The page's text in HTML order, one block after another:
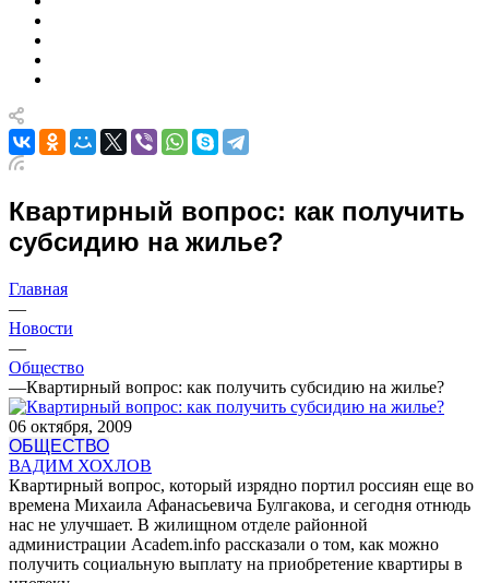
Квартирный вопрос: как получить
субсидию на жилье?
Главная
—
Новости
—
Общество
—Квартирный вопрос: как получить субсидию на жилье?
06 октября, 2009
ОБЩЕСТВО
ВАДИМ ХОХЛОВ
Квартирный вопрос, который изрядно портил россиян еще во
времена Михаила Афанасьевича Булгакова, и сегодня отнюдь
нас не улучшает. В жилищном отделе районной
администрации Academ.info рассказали о том, как можно
получить социальную выплату на приобретение квартиры в